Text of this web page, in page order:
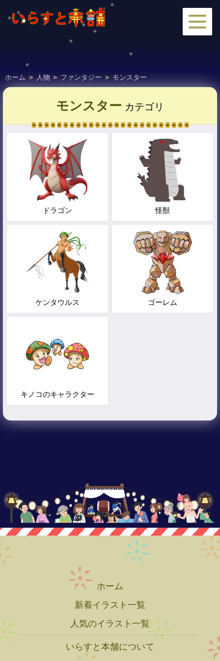
ホーム > 人物 > ファンタジー > モンスター
モンスター カテゴリ
ドラゴン 怪獣
ケンタウルス ゴーレム
キノコのキャラクター
ホーム
新着イラスト一覧
人気のイラスト一覧
いらすと本舗について